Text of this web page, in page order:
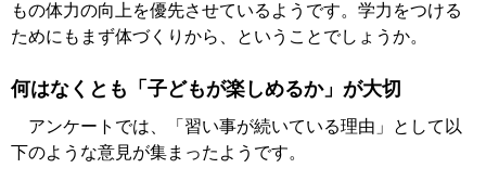
もの体力の向上を優先させているようです。学力をつける
ためにもまず体づくりから、ということでしょうか。
何はなくとも「子どもが楽しめるか」が大切
アンケートでは、「習い事が続いている理由」として以
下のような意見が集まったようです。